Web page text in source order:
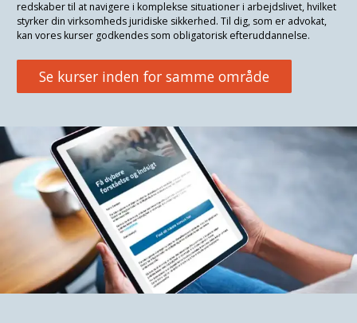
redskaber til at navigere i komplekse situationer i arbejdslivet, hvilket
styrker din virksomheds juridiske sikkerhed. Til dig, som er advokat,
kan vores kurser godkendes som obligatorisk efteruddannelse.
Se kurser inden for samme område